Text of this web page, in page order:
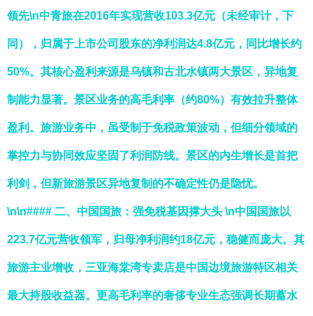
领先\n中青旅在2016年实现营收103.3亿元（未经审计，下
同），归属于上市公司股东的净利润达4.8亿元，同比增长约
50%。其核心盈利来源是乌镇和古北水镇两大景区，异地复
制能力显著。景区业务的高毛利率（约80%）有效拉升整体
盈利。旅游业务中，虽受制于免税政策波动，但细分领域的
掌控力与协同效应坚固了利润防线。景区的内生增长是首把
利剑，但新旅游景区异地复制的不确定性仍是隐忧。
\n\n#### 二、中国国旅：强免税基因撑大头 \n中国国旅以
223.7亿元营收领军，归母净利润约18亿元，稳健而庞大。其
旅游主业增收，三亚海棠湾专卖店是中国边境旅游特区相关
最大持股收益器。更高毛利率的奢侈专业生态强调长期蓄水